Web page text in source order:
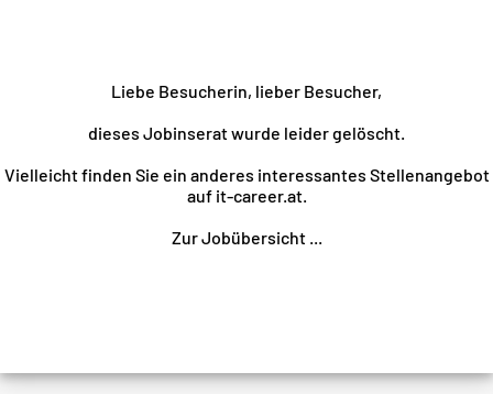
Liebe Besucherin, lieber Besucher,
dieses Jobinserat wurde leider gelöscht.
Vielleicht finden Sie ein anderes interessantes Stellenangebot
auf it-career.at.
Zur Jobübersicht ...